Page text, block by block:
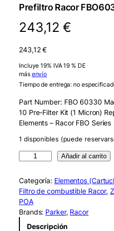
Prefiltro Racor
243,12€
243,12€
Incluye 19% IVA 19 % DE
más envío
Tiempo de entrega: no
Part Number: FBO 60330
10 Pre-Filter Kit (1 Micron)
Elements – Racor FBO Series
1 disponibles (puede
c
o
r
F
B
Añadir al carrito
Categoría: Elementos
Filtro de combustible Racor,
POA
Brands: Parker, Racor
Descripción